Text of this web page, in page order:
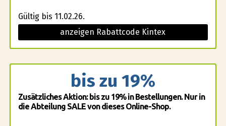
Gültig bis 11.02.26.
anzeigen Rabattcode Kintex
bis zu 19%
Zusätzliches Aktion: bis zu 19% in Bestellungen. Nur in
die Abteilung SALE von dieses Online-Shop.